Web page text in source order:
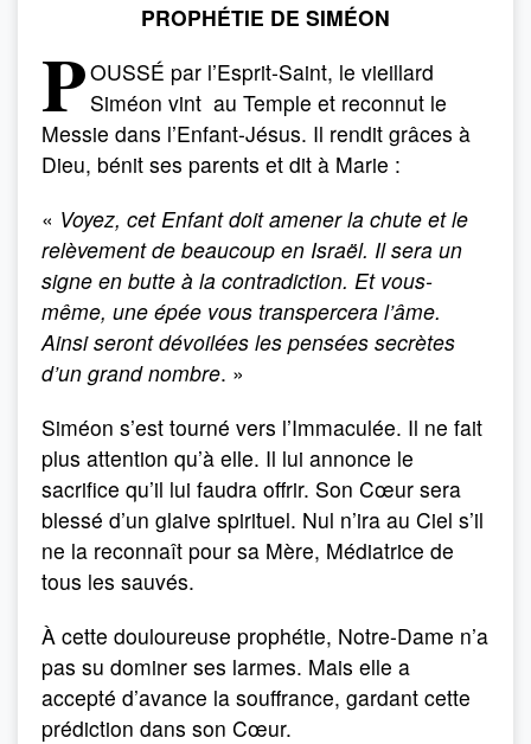
PROPHÉTIE DE SIMÉON
POUSSÉ par l’Esprit-Saint, le vieillard
Siméon vint au Temple et reconnut le
Messie dans l’Enfant-Jésus. Il rendit grâces à
Dieu, bénit ses parents et dit à Marie :
« Voyez, cet Enfant doit amener la chute et le
relèvement de beaucoup en Israël. Il sera un
signe en butte à la contradiction. Et vous-
même, une épée vous transpercera l’âme.
Ainsi seront dévoilées les pensées secrètes
d’un grand nombre. »
Siméon s’est tourné vers l’Immaculée. Il ne fait
plus attention qu’à elle. Il lui annonce le
sacrifice qu’il lui faudra offrir. Son Cœur sera
blessé d’un glaive spirituel. Nul n’ira au Ciel s’il
ne la reconnaît pour sa Mère, Médiatrice de
tous les sauvés.
À cette douloureuse prophétie, Notre-Dame n’a
pas su dominer ses larmes. Mais elle a
accepté d’avance la souffrance, gardant cette
prédiction dans son Cœur.